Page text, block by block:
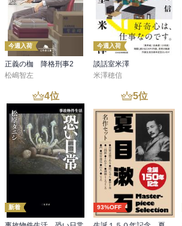
今週入荷
正義の枷 降格刑事2
松嶋智左
今週入荷
談話室米澤
米澤穂信
4位
新着
5位
93%OFF